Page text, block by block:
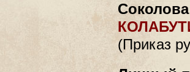
(Приказ